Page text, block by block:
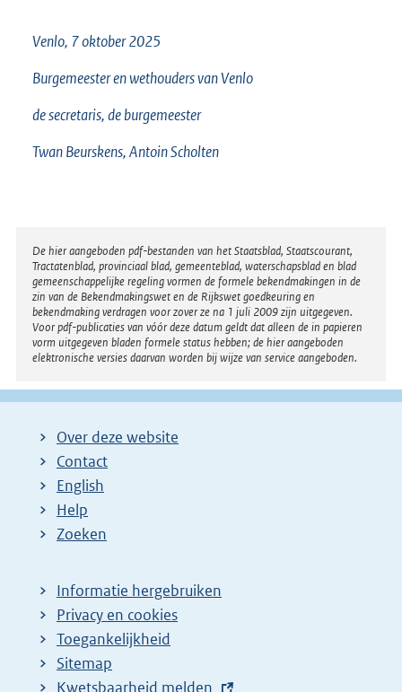
Venlo, 7 oktober 2025
Burgemeester en wethouders van Venlo
de secretaris, de burgemeester
Twan Beurskens, Antoin Scholten
Disclaimer
De hier aangeboden pdf-bestanden van het Staatsblad, Staatscourant,
Tractatenblad, provinciaal blad, gemeenteblad, waterschapsblad en blad
gemeenschappelijke regeling vormen de formele bekendmakingen in de
zin van de Bekendmakingswet en de Rijkswet goedkeuring en
bekendmaking verdragen voor zover ze na 1 juli 2009 zijn uitgegeven.
Voor pdf-publicaties van vóór deze datum geldt dat alleen de in papieren
vorm uitgegeven bladen formele status hebben; de hier aangeboden
elektronische versies daarvan worden bij wijze van service aangeboden.
Over deze website
Contact
English
Help
Zoeken
Informatie hergebruiken
Privacy en cookies
Toegankelijkheid
Sitemap
E
Kwetsbaarheid melden